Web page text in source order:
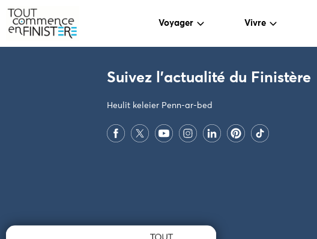
Voyager Vivre
PARAMÈTRES DES COOKIES
Suivez l'actualité du Finistère
Heulit keleier Penn-ar-bed